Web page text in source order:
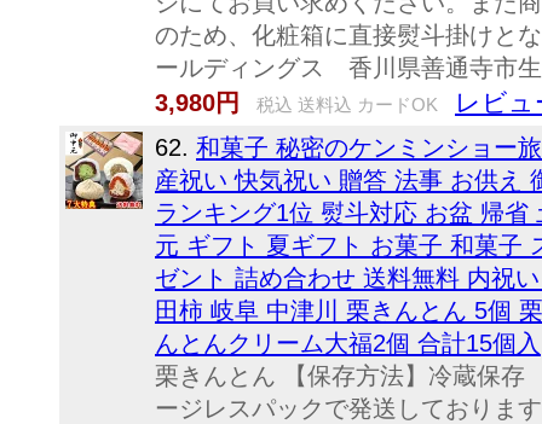
のため、化粧箱に直接熨斗掛けと
ールディングス 香川県善通寺市
3,980円
税込 送料込 カードOK レビュ
62. 和菓子 秘密のケンミンショー
産祝い 快気祝い 贈答 法事 お供え
ランキング1位 熨斗対応 お盆 帰
元 ギフト 夏ギフト お菓子 和菓子
ゼント 詰め合わせ 送料無料 内祝
田柿 岐阜 中津川 栗きんとん 5個
んとんクリーム大福2個 合計15個入
栗きんとん 【保存方法】冷蔵保
ージレスパックで発送しておりま